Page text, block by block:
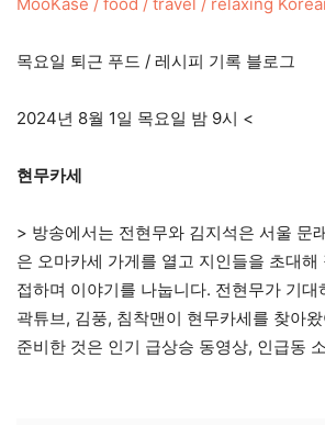
목요일 퇴근 푸드 / 레시피 기록 블로그
2024년 8월 1일 목요일 밤 9시 <
현무카세
> 방송에서는 전현무와 김지석은 서울 문
은 오마카세 가게를 열고 지인들을 초대해
접하며 이야기를 나눕니다. 전현무가 기대
곽튜브, 김풍, 침착맨이 현무카세를 찾아
준비한 것은 인기 급상승 동영상, 인급동